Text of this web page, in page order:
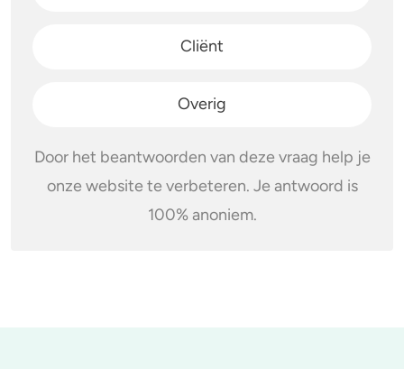
Cliënt
Overig
Door het beantwoorden van deze vraag help je
onze website te verbeteren. Je antwoord is
100% anoniem.